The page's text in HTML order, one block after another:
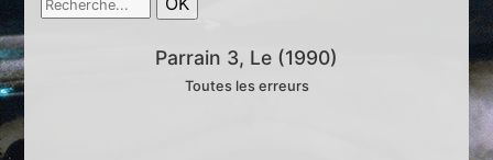
Parrain 3, Le (1990)
Toutes les erreurs